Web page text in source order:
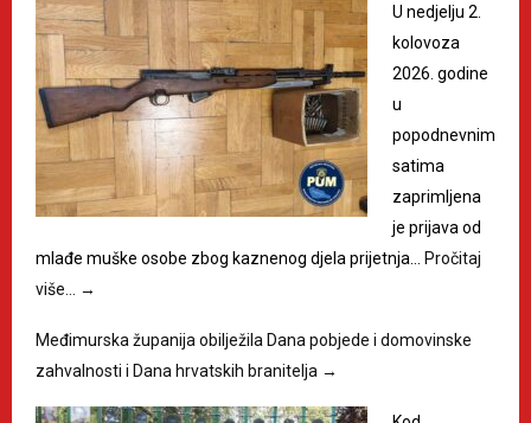
U nedjelju 2.
kolovoza
2026. godine
u
popodnevnim
satima
zaprimljena
je prijava od
mlađe muške osobe zbog kaznenog djela prijetnja… Pročitaj
više…
→
Međimurska županija obilježila Dana pobjede i domovinske
zahvalnosti i Dana hrvatskih branitelja →